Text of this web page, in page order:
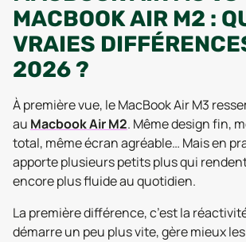
MACBOOK AIR M2 :
VRAIES
2026 ?
À première vue, le MacBook Air M3
au Macbook Air M2. Même design fin,
total, même écran agréable… Mais en
apporte plusieurs petits plus qui
encore plus fluide au quotidien.
La première différence, c’est la
démarre un peu plus vite, gère mieux